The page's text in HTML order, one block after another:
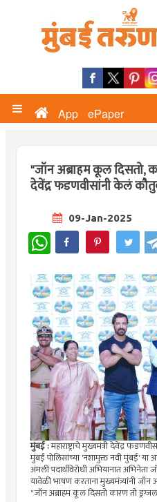
App ePaper
"जॉन अब्राहम कूल दिसतो,
देवेंद्र फडणवीसांनी केलं
09-Jan-2025
WhatsApp
मुंबई :महाराष्ट्राचे मुख्यमंत्री देवेंद्र
मुंबई पोलिसांच्या 'नशामुक्त नवी मुंबई' या
अंमली पदार्थविरोधी अभियानात अभिनेता
यावेळी भाषण करताना मुख्यमंत्र्यांनी
"जॉन अब्राहम कूल दिसतो कारण तो